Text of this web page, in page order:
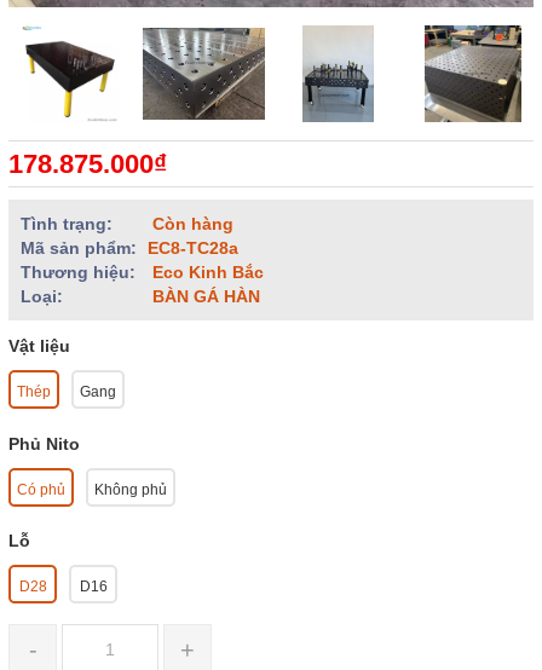
178.875.000₫
Tình trạng:
Còn hàng
Mã sản phẩm:
EC8-TC28a
Thương hiệu:
Eco Kinh Bắc
Loại:
BÀN GÁ HÀN
Vật liệu
Thép Gang
Phủ Nito
Có phủ Không phủ
Lỗ
D28 D16
- +